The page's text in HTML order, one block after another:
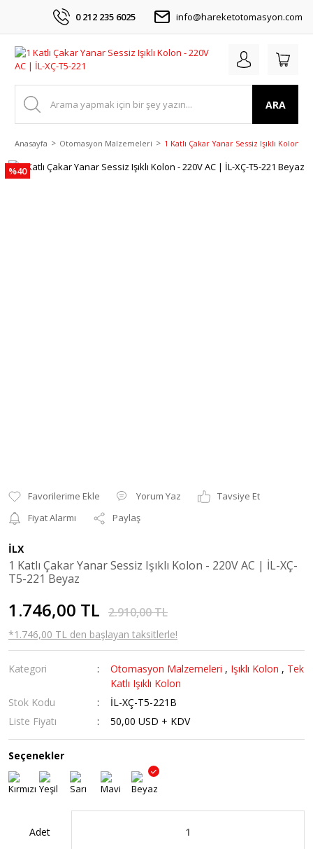
0 212 235 6025 info@hareketotomasyon.com
ARA
Anasayfa Otomasyon Malzemeleri 1 Katlı Çakar Yanar Sessiz Işıklı Kolon -
%40
Yorum Yaz
Tavsiye Et
Fiyat Alarmı
Paylaş
İLX
1 Katlı Çakar Yanar Sessiz Işıklı Kolon - 220V AC | İL-XÇ-
T5-221 Beyaz
1.746,00 TL 2.910,00 TL
*1.746,00 TL den başlayan taksitlerle!
Kategori Otomasyon Malzemeleri , Işıklı Kolon , Tek
Katlı Işıklı Kolon
Stok Kodu
İL-XÇ-T5-221B
Liste Fiyatı
50,00 USD + KDV
Seçenekler
Adet